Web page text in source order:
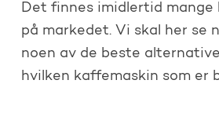
Det finnes imidlertid mange
på markedet. Vi skal her se
noen av de beste
hvilken kaffemaskin som er